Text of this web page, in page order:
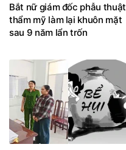
Bắt nữ giám đốc phẫu thuật
thẩm mỹ làm lại khuôn mặt
sau 9 năm lẩn trốn